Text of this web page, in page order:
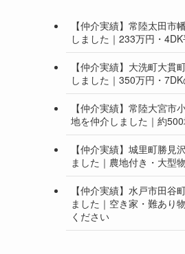
【仲介実績】常陸太田市
しました｜233万円・
【仲介実績】大洗町大貫
しました｜350万円・
【仲介実績】常陸大宮市
地を仲介しました｜約
【仲介実績】城里町勝見
ました｜農地付き・大型
【仲介実績】水戸市田谷
ました｜空き家・難あり
ください